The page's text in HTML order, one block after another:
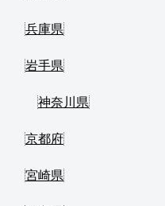
兵庫県
岩手県
神奈川県
京都府
宮崎県